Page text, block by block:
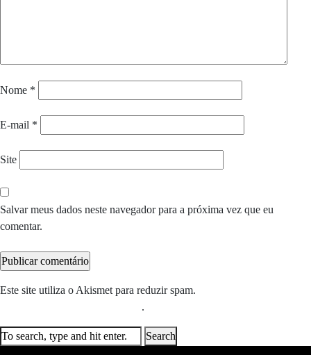
Nome *
E-mail *
Site
Salvar meus dados neste navegador para a próxima vez que eu
comentar.
Este site utiliza o Akismet para reduzir spam.
.
Search